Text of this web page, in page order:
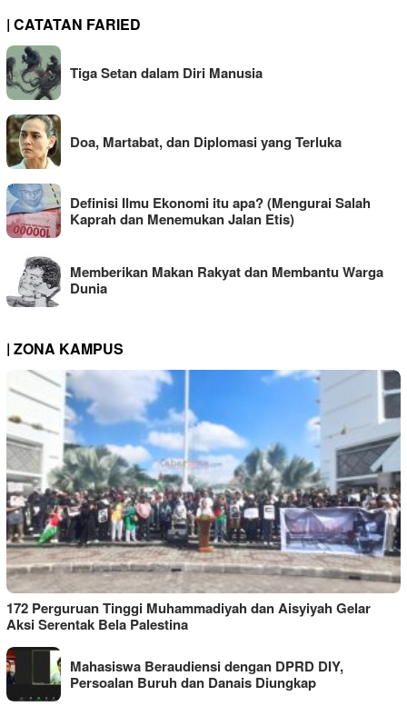
| CATATAN FARIED
Tiga Setan dalam Diri Manusia
Doa, Martabat, dan Diplomasi yang Terluka
Definisi Ilmu Ekonomi itu apa? (Mengurai Salah
Kaprah dan Menemukan Jalan Etis)
Memberikan Makan Rakyat dan Membantu Warga
Dunia
| ZONA KAMPUS
172 Perguruan Tinggi Muhammadiyah dan Aisyiyah Gelar
Aksi Serentak Bela Palestina
Mahasiswa Beraudiensi dengan DPRD DIY,
Persoalan Buruh dan Danais Diungkap